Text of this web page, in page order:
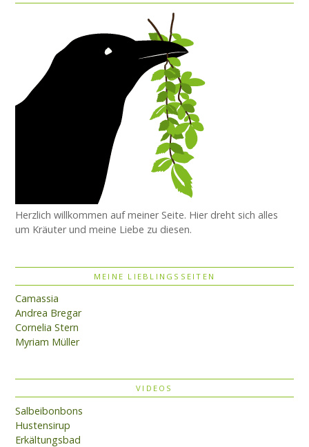
Herzlich willkommen auf meiner Seite. Hier dreht sich alles
um Kräuter und meine Liebe zu diesen.
MEINE LIEBLINGSSEITEN
Camassia
Andrea Bregar
Cornelia Stern
Myriam Müller
VIDEOS
Salbeibonbons
Hustensirup
Erkältungsbad